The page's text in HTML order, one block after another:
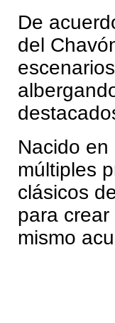
De
del
Nacido
múltiples
clásicos
para
mismo